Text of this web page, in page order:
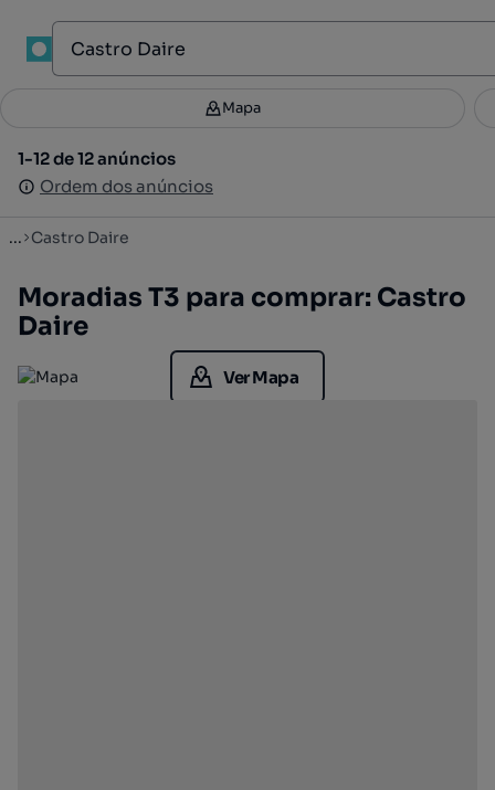
Filtros 3
1-12 de 12 anúncios
Ordem dos anúncios
Mapa
1-12 de 12 anúncios
Ordem dos anúncios
... Castro Daire
Moradias T3 para comprar: Castro
Daire
Ver Mapa